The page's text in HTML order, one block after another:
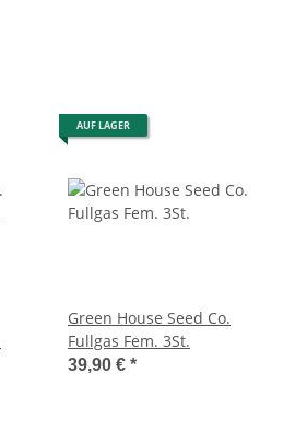
AUF LAGER
Green House Seed Co.
Fullgas Fem. 3St.
39,90 € *